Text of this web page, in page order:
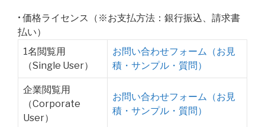
• 価格ライセンス（※お支払方法：銀行振込、請求書
払い）
1名閲覧用
（Single User）
お問い合わせフォーム（お見
積・サンプル・質問）
企業閲覧用
（Corporate
User）
お問い合わせフォーム（お見
積・サンプル・質問）